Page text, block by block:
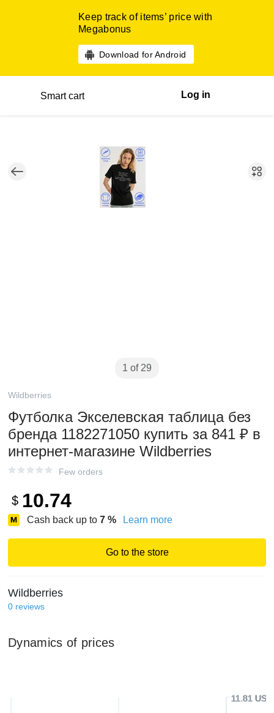
Keep track of items’ price with
Megabonus
Download for Android
Smart cart Log in
1 of 29
Wildberries
Футболка Экселевская таблица без
бренда 1182271050 купить за 841 ₽ в
интернет‑магазине Wildberries
Few orders
$ 10.74
Cash back up to 7 % Learn more
Go to the store
Wildberries
0 reviews
Dynamics of prices
11.81 USD